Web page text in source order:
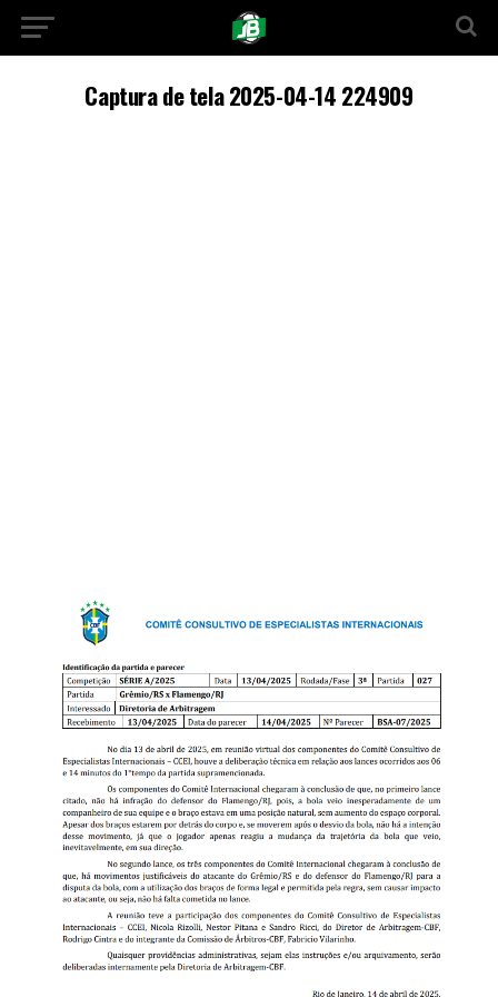
Captura de tela 2025-04-14 224909